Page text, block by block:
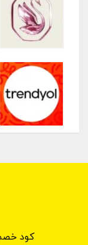
كود خصم